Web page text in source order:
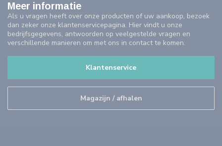
Meer informatie
Als u vragen heeft over onze producten of uw aankoop, bezoek
dan zeker onze klantenservicepagina. Hier vindt u onze
bedrijfsgegevens, antwoorden op veelgestelde vragen en
verschillende manieren om met ons in contact te komen.
Klantenservice
Magazijn / afhalen